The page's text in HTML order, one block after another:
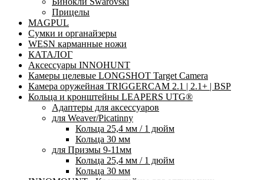
Прицелы
MAGPUL
Сумки и органайзеры
WESN карманные ножи
КАТАЛОГ
Аксессуары INNOHUNT
Камеры целевые LONGSHOT Target Camera
Камера оружейная TRIGGERCAM 2.1 | 2.1+ | BSP
Кольца и кронштейны LEAPERS UTG®
Адаптеры для аксессуаров
для Weaver/Picatinny
Кольца 25,4 мм / 1 дюйм
Кольца 30 мм
для Призмы 9-11мм
Кольца 25,4 мм / 1 дюйм
Кольца 30 мм